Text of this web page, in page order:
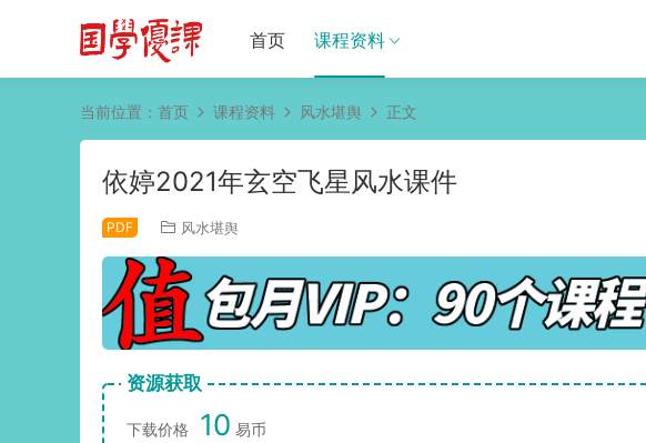
首页 课程资料
当前位置： 首页 课程资料 风水堪舆 正文
依婷2021年玄空飞星风水课件
PDF 风水堪舆
资源获取
下载价格 10 易币